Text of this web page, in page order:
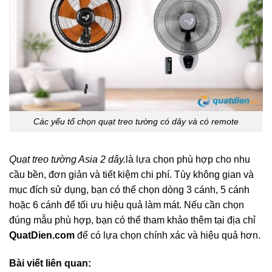
Các yếu tố chọn quạt treo tường có dây và có remote
Quạt treo tường Asia 2 dây. là lựa chọn phù hợp cho nhu
cầu bền, đơn giản và tiết kiệm chi phí. Tùy không gian và
mục đích sử dụng, bạn có thể chọn dòng 3 cánh, 5 cánh
hoặc 6 cánh để tối ưu hiệu quả làm mát. Nếu cần chọn
đúng mẫu phù hợp, bạn có thể tham khảo thêm tại địa chỉ
QuatDien.com để có lựa chọn chính xác và hiệu quả hơn.
Bài viết liên quan: